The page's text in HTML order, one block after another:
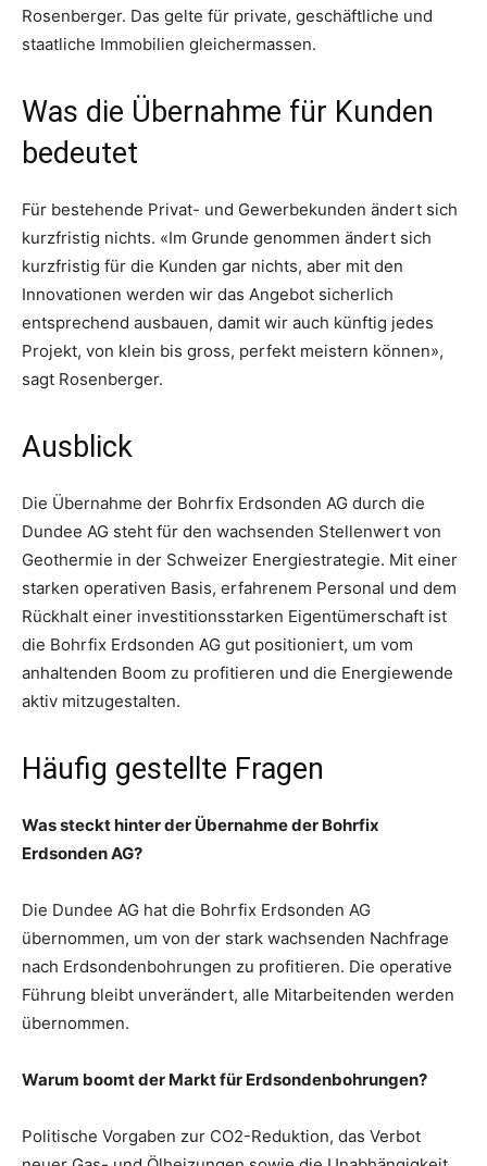
Rosenberger. Das gelte für private, geschäftliche und
staatliche Immobilien gleichermassen.
Was die Übernahme für Kunden
bedeutet
Für bestehende Privat- und Gewerbekunden ändert sich
kurzfristig nichts. «Im Grunde genommen ändert sich
kurzfristig für die Kunden gar nichts, aber mit den
Innovationen werden wir das Angebot sicherlich
entsprechend ausbauen, damit wir auch künftig jedes
Projekt, von klein bis gross, perfekt meistern können»,
sagt Rosenberger.
Ausblick
Die Übernahme der Bohrfix Erdsonden AG durch die
Dundee AG steht für den wachsenden Stellenwert von
Geothermie in der Schweizer Energiestrategie. Mit einer
starken operativen Basis, erfahrenem Personal und dem
Rückhalt einer investitionsstarken Eigentümerschaft ist
die Bohrfix Erdsonden AG gut positioniert, um vom
anhaltenden Boom zu profitieren und die Energiewende
aktiv mitzugestalten.
Häufig gestellte Fragen
Was steckt hinter der Übernahme der Bohrfix
Erdsonden AG?
Die Dundee AG hat die Bohrfix Erdsonden AG
übernommen, um von der stark wachsenden Nachfrage
nach Erdsondenbohrungen zu profitieren. Die operative
Führung bleibt unverändert, alle Mitarbeitenden werden
übernommen.
Warum boomt der Markt für Erdsondenbohrungen?
Politische Vorgaben zur CO2-Reduktion, das Verbot